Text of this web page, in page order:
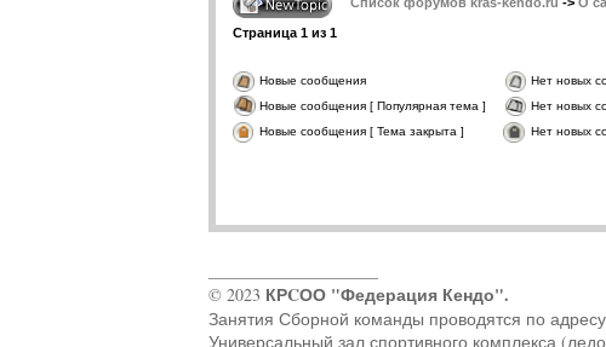
Страница 1 из 1
Новые сообщения
Нет новых
Новые сообщения [ Популярная тема ]
Нет новых
Новые сообщения [ Тема закрыта ]
Нет новых
© 2023 КРCОО "Федерация Кендо".
Занятия Сборной команды проводятся по
Универсальный зал спортивного комплекса